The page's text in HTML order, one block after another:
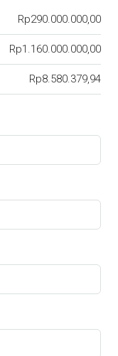
Rp290.000.000,00
Rp1.160.000.000,00
Rp8.580.379,94